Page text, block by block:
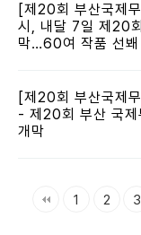
[제20회 부산국제
시, 내달 7일 제20
막…60여 작품 선봬
[제20회 부산국제
- 제20회 부산 국제
개막
1 2 3